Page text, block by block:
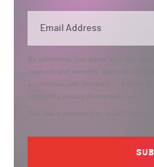
By submitting, you agree that
products and services, and use and
accordance with Semperis’
contacting privacy@semperis.com.
This site is protected by reCAPTCHA.